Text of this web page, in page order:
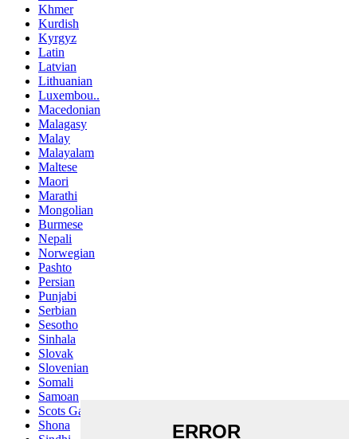
Khmer
Kurdish
Kyrgyz
Latin
Latvian
Lithuanian
Luxembou..
Macedonian
Malagasy
Malay
Malayalam
Maltese
Maori
Marathi
Mongolian
Burmese
Nepali
Norwegian
Pashto
Persian
Punjabi
Serbian
Sesotho
Sinhala
Slovak
Slovenian
Somali
Samoan
Scots Gaelic
Shona